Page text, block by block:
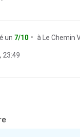
un 7/10 à Le Chemin
23:49